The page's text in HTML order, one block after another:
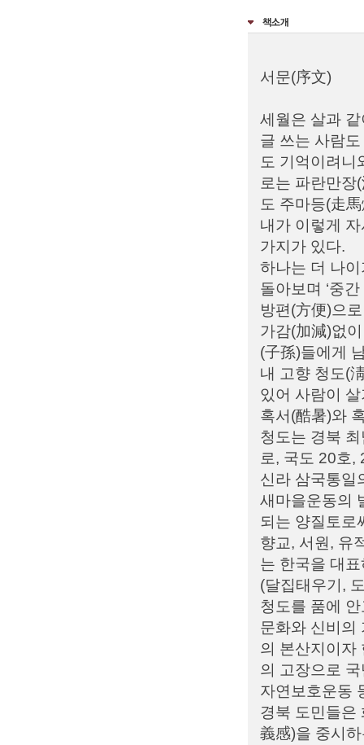
서문(序文)
세월은 살과
글 쓰는 사람
도 기억이려니
로는 파란만장
도 주마등(走
내가 이렇게
가지가 있다.
하나는 더 나
돌아보며 ‘중
방편(方便)으
가감(加減)없
(子孫)들에게
내 고향 청도(
있어 사람이
혹서(酷暑)와
청도는 경북
로, 국도 20호,
신라 삼국통일
새마을운동의
되는 양질토로
향교, 서원, 유
는 한국을 대
(달집태우기,
청도를 품에
문화와 신비의
의 본산지이자
의 고장으로
자연보호운동
경북 도민들은
義感)을 중시